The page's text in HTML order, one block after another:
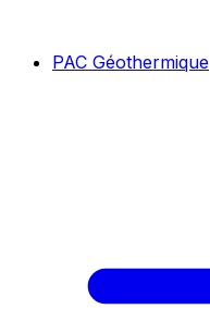
PAC Géothermique